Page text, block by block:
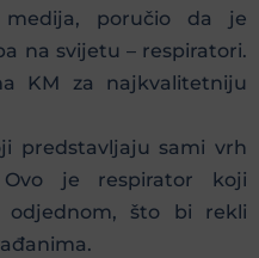
medija, poručio da je
na svijetu – respiratori.
KM za najkvalitetniju
predstavljaju sami vrh
je respirator koji
odjednom, što bi rekli